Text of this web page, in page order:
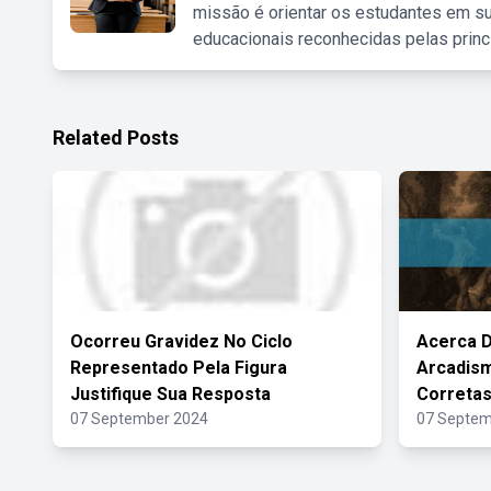
missão é orientar os estudantes em
educacionais reconhecidas pelas
Related Posts
Ocorreu Gravidez No Ciclo
Representado Pela Figura
Justifique Sua Resposta
07 September 2024
Acerca
Corretas
07